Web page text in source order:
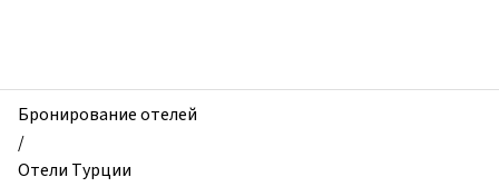
Kamelya
Aishen
K
Бронирование отелей
/
Отели Турции